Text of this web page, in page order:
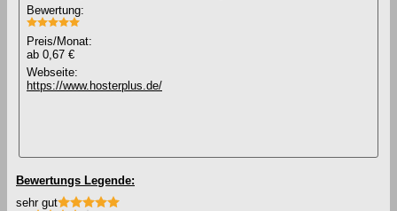
Bewertung:
Preis/Monat:
ab 0,67 €
Webseite:
https://www.hosterplus.de/
Bewertungs Legende:
sehr gut